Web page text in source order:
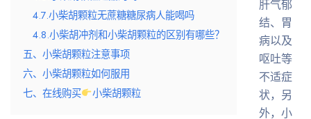
4.7.小柴胡颗粒无蔗糖糖尿病人能喝吗
4.8.小柴胡冲剂和小柴胡颗粒的区别有哪些？
五、小柴胡颗粒注意事项
六、小柴胡颗粒如何服用
七、在线购买
小柴胡颗粒
肝气郁
结、胃
病以及
呕吐等
不适症
状，另
外，小